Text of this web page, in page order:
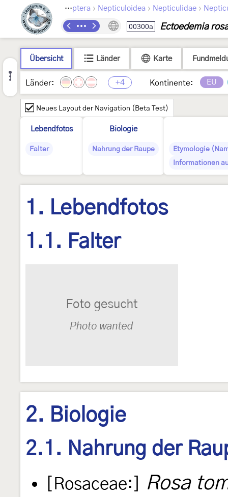
Lepidoptera › Nepticuloidea › Nepticulidae ›
00300a Ectoedemia
Übersicht Länder Karte
Länder: +4 Kontinente: EU
Neues Layout der Navigation (Beta Test)
Lebendfotos
Falter
Biologie
Nahrung der Raupe
Etymologie
Informationen
1. Lebendfotos
1.1. Falter
2. Biologie
2.1. Nahrung der
[Rosaceae:]
Rosa